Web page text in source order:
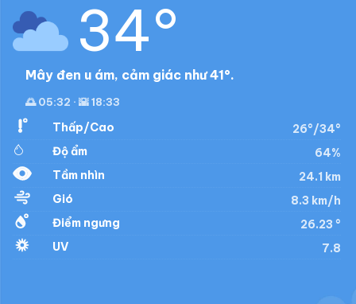
34°
Mây đen u ám, cảm giác như 41°.
🌅 05:32 · 🌇 18:33
Thấp/Cao
26°/34°
Độ ẩm
64%
Tầm nhìn
24.1 km
Gió
8.3 km/h
Điểm ngưng
26.23 °
UV
7.8